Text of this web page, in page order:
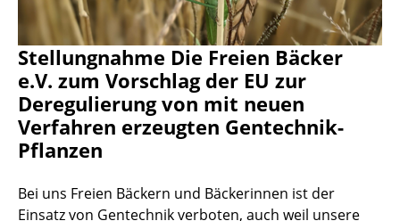
Stellungnahme Die Freien Bäcker
e.V. zum Vorschlag der EU zur
Deregulierung von mit neuen
Verfahren erzeugten Gentechnik-
Pflanzen
Bei uns Freien Bäckern und Bäckerinnen ist der
Einsatz von Gentechnik verboten, auch weil unsere